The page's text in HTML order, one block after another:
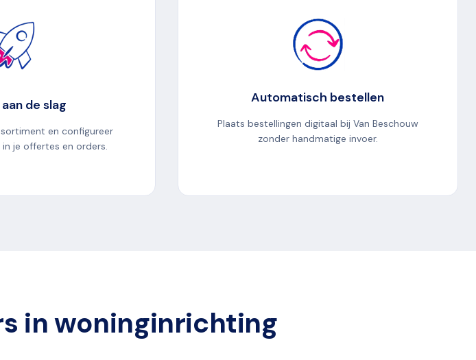
de slag
en configureer
je offertes en orders.
Automatisch bestellen
Plaats bestellingen digitaal bij Van Beschouw
zonder handmatige invoer.
in woninginrichting